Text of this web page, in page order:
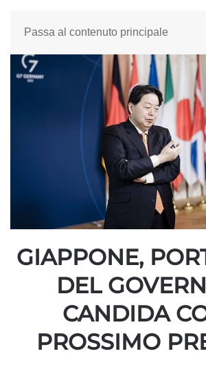
Passa al contenuto principale
GIAPPONE,
DEL
CANDIDA
PROSSIMO